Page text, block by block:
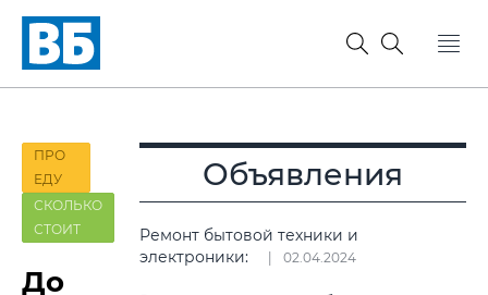
ПРО
ЕДУ
СКОЛЬКО
СТОИТ
До
Объявления
Ремонт бытовой техники и
электроники:
02.04.2024